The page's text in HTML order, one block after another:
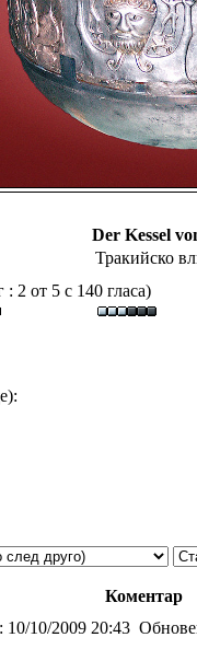
Der Kessel
Тракийско
2 от 5 с 140 гласа)
Коментар
10/10/2009 20:43